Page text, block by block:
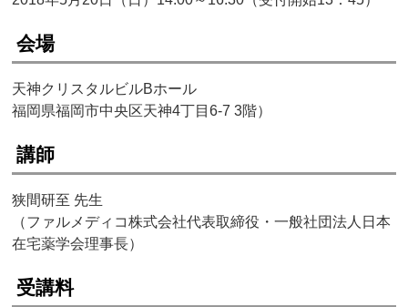
会場
天神クリスタルビルBホール
福岡県福岡市中央区天神4丁目6-7 3階）
講師
狭間研至 先生
（ファルメディコ株式会社代表取締役・一般社団法人日本
在宅薬学会理事長）
受講料